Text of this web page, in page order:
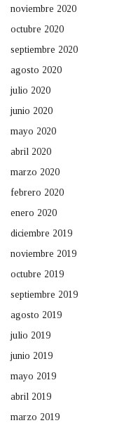
noviembre 2020
octubre 2020
septiembre 2020
agosto 2020
julio 2020
junio 2020
mayo 2020
abril 2020
marzo 2020
febrero 2020
enero 2020
diciembre 2019
noviembre 2019
octubre 2019
septiembre 2019
agosto 2019
julio 2019
junio 2019
mayo 2019
abril 2019
marzo 2019